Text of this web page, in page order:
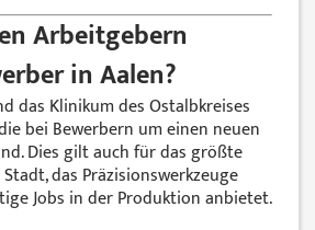
Arbeitgebern
in Aalen?
das Klinikum des Ostalbkreises
bei Bewerbern um einen neuen
Dies gilt auch für das größte
das Präzisionswerkzeuge
Jobs in der Produktion anbietet.